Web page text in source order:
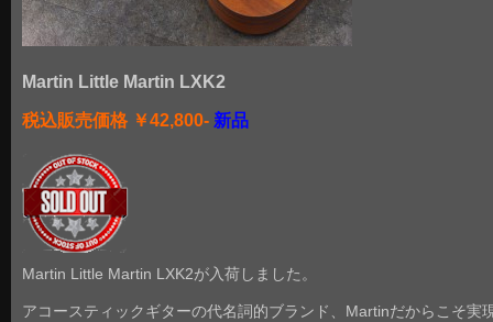
Martin Little Martin LXK2
税込販売価格 ￥42,800- 新品
Martin Little Martin LXK2が入荷しました。
アコースティックギターの代名詞的ブランド、Martinだからこそ実